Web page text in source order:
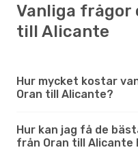
Vanliga frågor
till Alicante
Hur mycket kostar
Oran till Alicante?
Hur kan jag få de
från Oran till Alicante